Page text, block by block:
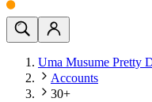
Uma Musume Pretty
Accounts
30+